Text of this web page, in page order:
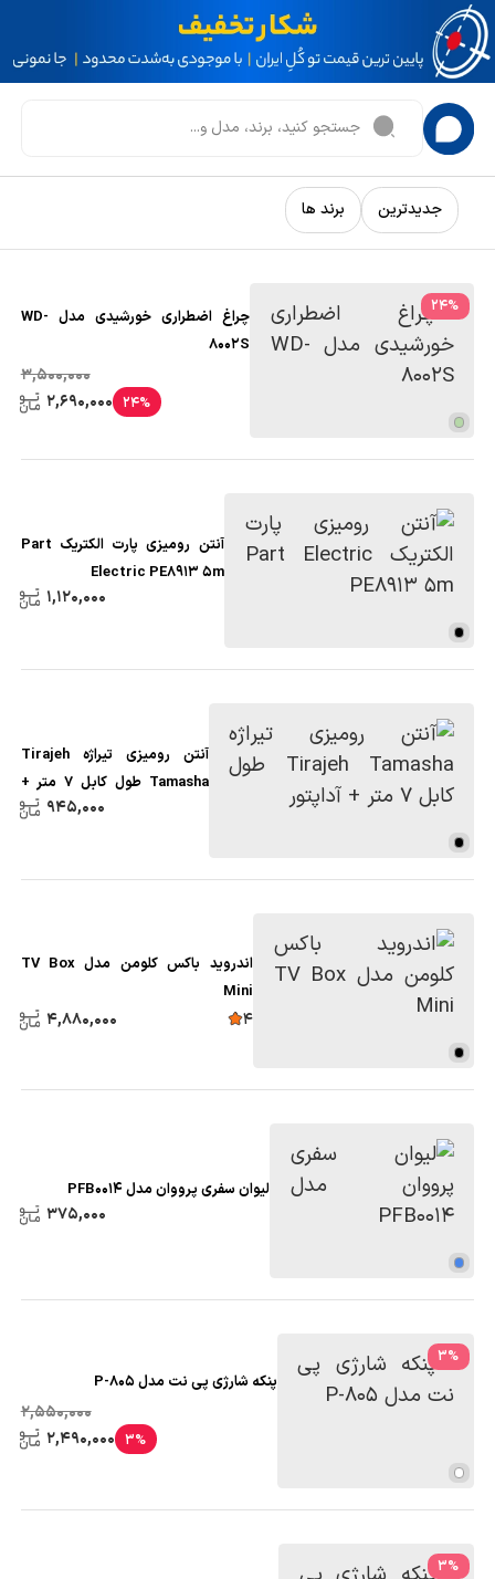
جدیدترین برند ها
%
24
چراغ اضطراری خورشیدی مدل WD-
8002S
3,500,000
24%
2,690,000
آنتن رومیزی پارت الکتریک Part
Electric PE8913 5m
1,120,000
آنتن رومیزی تیراژه Tirajeh
Tamasha طول کابل 7 متر +
945,000
اندروید باکس کلومن مدل TV Box
Mini
4
4,880,000
لیوان سفری پرووان مدل PFB0014
375,000
%
3
پنکه شارژی پی نت مدل P-805
2,550,000
3%
2,490,000
%
3